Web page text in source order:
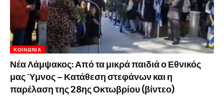
ΚΟΙΝΩΝΊΑ
Νέα Λάμψακος: Από τα μικρά παιδιά ο Εθνικός
μας Ύμνος – Κατάθεση στεφάνων και η
παρέλαση της 28ης Οκτωβρίου (βίντεο)